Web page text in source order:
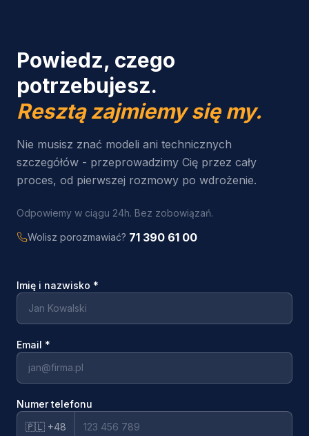
Powiedz, czego
potrzebujesz.
Resztą zajmiemy się my.
Nie musisz znać modeli ani technicznych
szczegółów - przeprowadzimy Cię przez cały
proces, od pierwszej rozmowy po wdrożenie.
Odpowiemy w ciągu 24h. Bez zobowiązań.
Wolisz porozmawiać? 71 390 61 00
Imię i nazwisko *
Email *
Numer telefonu
🇵🇱 +48